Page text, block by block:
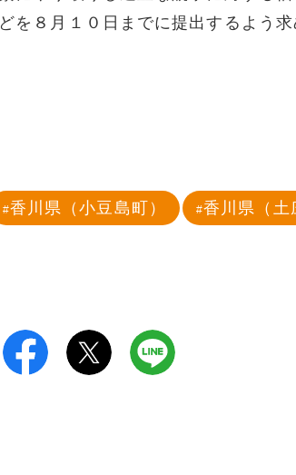
を８月１０日までに提出するよう求
香川県（小豆島町） 香川県（土